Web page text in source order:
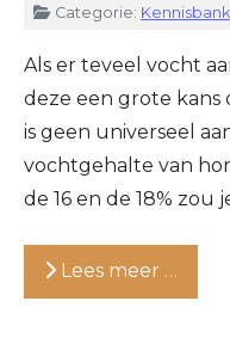
DetailsCategorie: Kennisbank
Als er teveel vocht
deze een grote kans
is geen universeel
vochtgehalte van
de 16 en de 18%
Lees meer …